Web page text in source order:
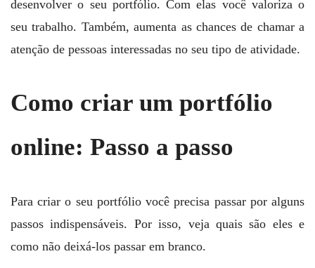
desenvolver o seu portfólio. Com elas você valoriza o
seu trabalho. Também, aumenta as chances de chamar a
atenção de pessoas interessadas no seu tipo de atividade.
Como criar um portfólio
online: Passo a passo
Para criar o seu portfólio você precisa passar por alguns
passos indispensáveis. Por isso, veja quais são eles e
como não deixá-los passar em branco.